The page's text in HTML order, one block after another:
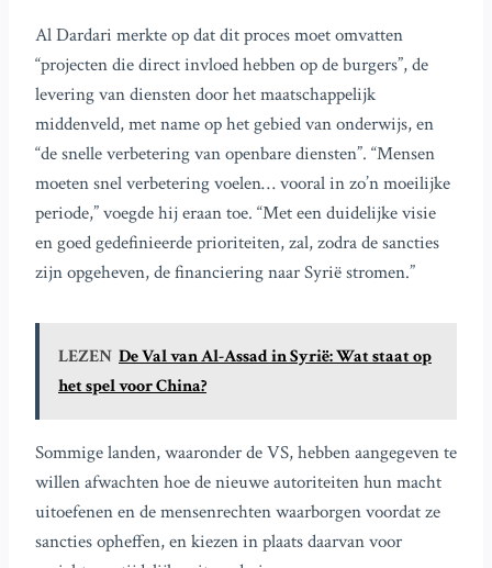
Al Dardari merkte op dat dit proces moet omvatten
“projecten die direct invloed hebben op de burgers”, de
levering van diensten door het maatschappelijk
middenveld, met name op het gebied van onderwijs, en
“de snelle verbetering van openbare diensten”. “Mensen
moeten snel verbetering voelen… vooral in zo’n moeilijke
periode,” voegde hij eraan toe. “Met een duidelijke visie
en goed gedefinieerde prioriteiten, zal, zodra de sancties
zijn opgeheven, de financiering naar Syrië stromen.”
LEZEN De Val van Al-Assad in Syrië: Wat staat op
het spel voor China?
Sommige landen, waaronder de VS, hebben aangegeven te
willen afwachten hoe de nieuwe autoriteiten hun macht
uitoefenen en de mensenrechten waarborgen voordat ze
sancties opheffen, en kiezen in plaats daarvan voor